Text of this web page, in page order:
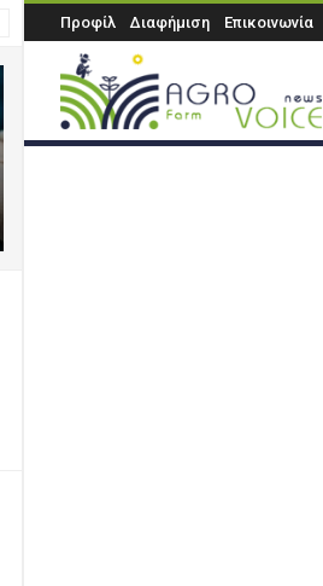
Προφίλ Διαφήμιση Επικοινωνία